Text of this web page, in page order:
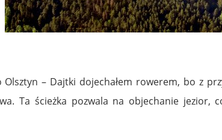
– Dajtki dojechałem rowerem, bo z
Ta ścieżka pozwala na objechanie jezior,